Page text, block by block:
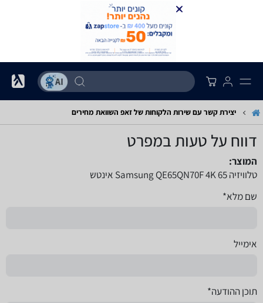
יצירת קשר עם שירות הלקוחות של זאפ השוואת מחירים
דווח על טעות במפרט
המוצר:
טלוויזיה Samsung QE65QN70F 4K 65 אינטש
שם מלא*
אימייל
תוכן ההודעה*